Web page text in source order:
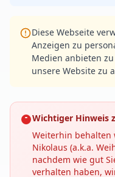
Diese Webseite
Anzeigen zu
Medien anbieten
unsere Website zu
Wichtiger Hinweis
Weiterhin behalten
Nikolaus (a.k.a.
nachdem wie gut
verhalten haben,